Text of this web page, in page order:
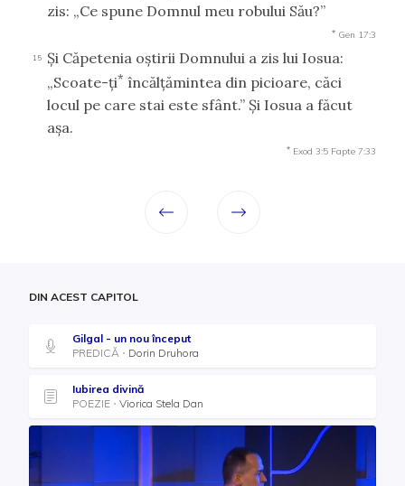
zis: „Ce spune Domnul meu robului Său?”
* Gen 17:3
15
Şi Căpetenia oştirii Domnului a zis lui Iosua:
„Scoate-ţi* încălţămintea din picioare, căci
locul pe care stai este sfânt.” Şi Iosua a făcut
aşa.
* Exod 3:5 Fapte 7:33
DIN ACEST CAPITOL
Gilgal - un nou început
PREDICĂ
Dorin Druhora
Iubirea divină
POEZIE
Viorica Stela Dan